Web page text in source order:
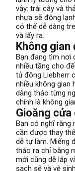
vậy: trái cây và
nhựa sẽ đông
có thể dễ dàng
và lấy ra.
Không gian
Bạn đang tìm nơi
nhiều tầng cho
tủ đông Liebherr
nhiều không gian
dàng tháo từng
chính là không
Gioăng
Bạn có nghĩ rằng
cần được thay
dễ tự làm. Miếng
tháo ra chỉ bằng
mới cũng dễ lắp
sạch sẽ và vệ